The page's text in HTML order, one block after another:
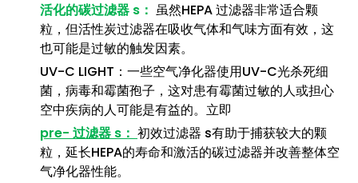
活化的碳过滤器 s： 虽然HEPA 过滤器非常适合颗
粒，但活性炭过滤器在吸收气体和气味方面有效，这
也可能是过敏的触发因素。
UV-C LIGHT：一些空气净化器使用UV-C光杀死细
菌，病毒和霉菌孢子，这对患有霉菌过敏的人或担心
空中疾病的人可能是有益的。立即
pre- 过滤器 s： 初效过滤器 s有助于捕获较大的颗
粒，延长HEPA的寿命和激活的碳过滤器并改善整体空
气净化器性能。